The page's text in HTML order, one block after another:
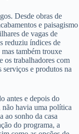
Desde obras de
e paisagismo
de vagas de
reduziu índices de
também trouxe
os trabalhadores com
serviços e produtos na
antes e depois do
havia uma política
ao sonho da casa
do programa, a